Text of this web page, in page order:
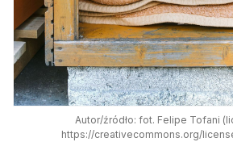
Autor/źródło: fot. Felipe Tofani
https://creativecommons.org/